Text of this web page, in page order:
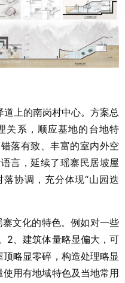
上的南岗村中心。方案总
关系，顺应基地的台地特
落有致、丰富的室内外空
言，延续了瑶寨民居坡屋
协调，充分体现“山园迭
文化的特色。例如对一些
2、建筑体量略显偏大，可
略显零碎，构造处理略显
用有地域特色及当地常用